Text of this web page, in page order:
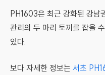
PH1603은 최근 강화된 강남
관리의 두 마리 토끼를 잡을
있다.
보다 자세한 정보는 서초